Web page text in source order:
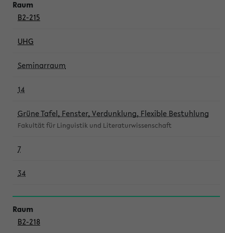
B2-215
UHG
Seminarraum
14
Grüne Tafel, Fenster, Verdunklung, Flexible Bestuhlung
Fakultät für Linguistik und Literaturwissenschaft
7
34
B2-218